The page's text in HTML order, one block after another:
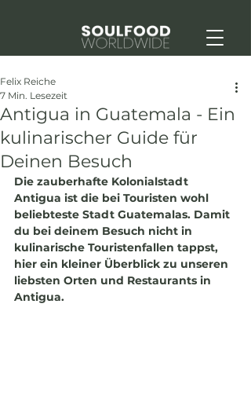
Antigua in Guatemala - Ein
kulinarischer Guide für
Deinen Besuch
Felix Reiche
7 Min. Lesezeit
Die zauberhafte Kolonialstadt
Antigua ist die bei Touristen wohl
beliebteste Stadt Guatemalas. Damit
du bei deinem Besuch nicht in
kulinarische Touristenfallen tappst,
hier ein kleiner Überblick zu unseren
liebsten Orten und Restaurants in
Antigua.